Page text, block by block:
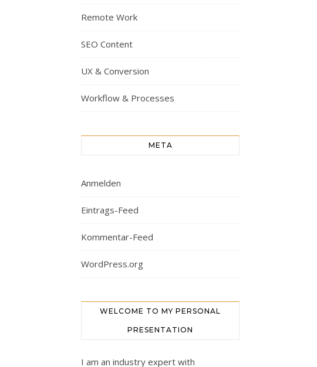
Remote Work
SEO Content
UX & Conversion
Workflow & Processes
META
Anmelden
Eintrags-Feed
Kommentar-Feed
WordPress.org
WELCOME TO MY PERSONAL
PRESENTATION
I am an industry expert with